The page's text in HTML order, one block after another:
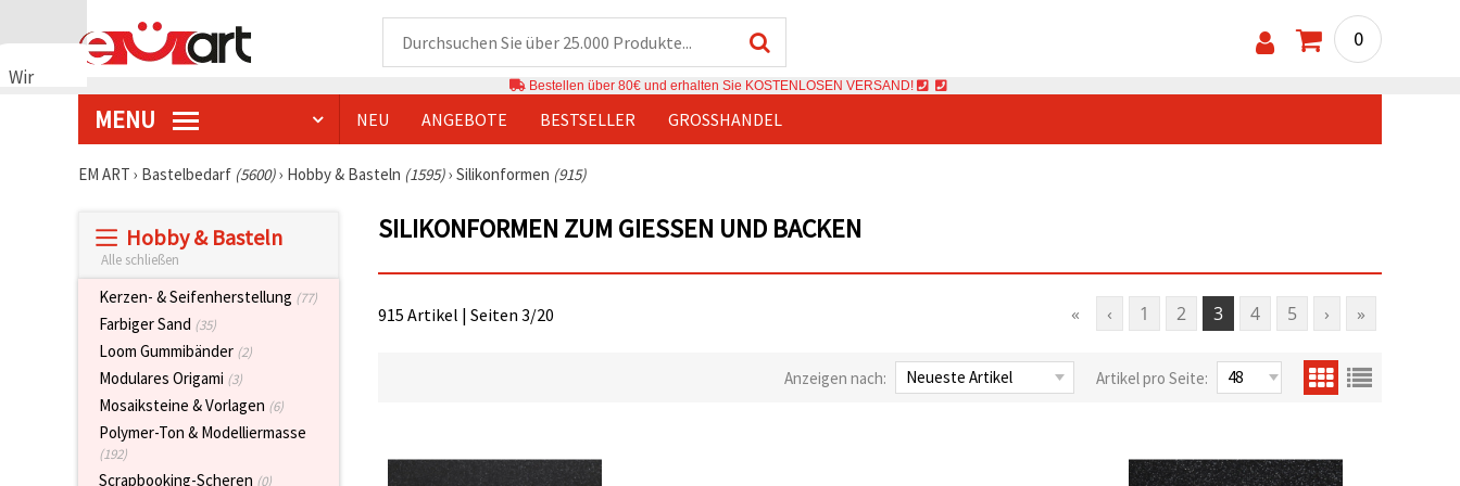
Wir
verwenden
ordnungsgemäße
Nutzungserlebnis
0
Bestellen über 80€ und erhalten Sie KOSTENLOSEN VERSAND!
MENU NEU ANGEBOTE BESTSELLER GROSSHANDEL
EM ART › Bastelbedarf (5600)› Hobby & Basteln (1595)› Silikonformen (915)
Hobby & Basteln
Alle schließen
Kerzen- & Seifenherstellung (77)
Farbiger Sand (35)
Loom Gummibänder (2)
Modulares Origami (3)
Mosaiksteine & Vorlagen (6)
Polymer-Ton & Modelliermasse
(192)
Scrapbooking-Scheren (0)
SILIKONFORMEN ZUM GIESSEN UND BACKEN
« ‹ 1 2 3 4 5 › »
915 Artikel | Seiten 3/20
Anzeigen nach: Artikel pro Seite: